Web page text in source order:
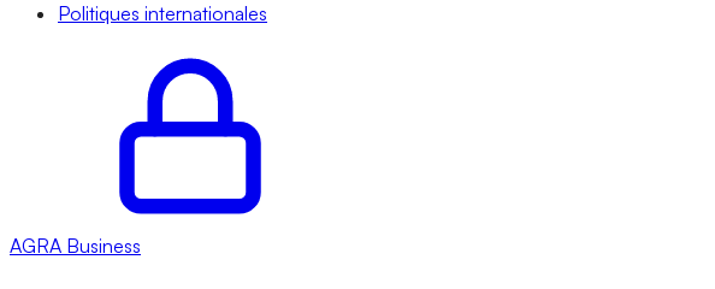
Politiques internationales
AGRA Business